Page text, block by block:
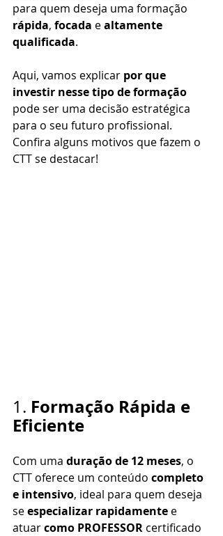
para quem deseja uma formação
rápida, focada e altamente
qualificada.
Aqui, vamos explicar por que
investir nesse tipo de formação
pode ser uma decisão estratégica
para o seu futuro profissional.
Confira alguns motivos que fazem o
CTT se destacar!
1. Formação Rápida e
Eficiente
Com uma duração de 12 meses, o
CTT oferece um conteúdo completo
e intensivo, ideal para quem deseja
se especializar rapidamente e
atuar como PROFESSOR certificado